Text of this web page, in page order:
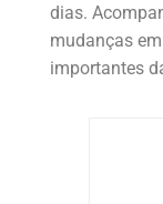
dias.
mudanças
importantes